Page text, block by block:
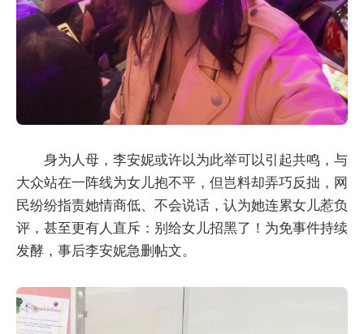
身为人母，李安妮或许以为此举可以引起共鸣，与
大众站在一阵线为女儿抱不平，但岂料却弄巧反拙，网
民纷纷指责她情商低、不会说话，认为她连累女儿惹负
评，甚至更有人直斥：别给女儿招黑了！为免事件持续
发酵，事后李安妮急删帖文。